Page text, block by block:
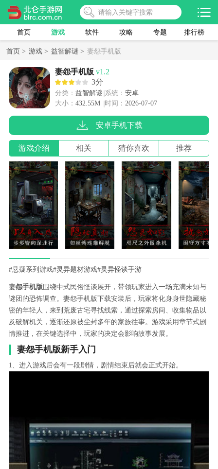
首页 游戏 软件 攻略 专题 排行榜
首页 > 游戏 > 益智解谜 > 妻怨手机版
妻怨手机版 v1.2
3分
分类： 益智解谜 系统： 安卓
大小： 432.55M 时间： 2026-07-07
安卓手机下载
游戏介绍 相关 猜你喜欢 推荐
#悬疑系列游戏#灵异题材游戏#灵异怪谈手游
妻怨手机版 围绕中式民俗怪谈展开，带领玩家进入一场充满未知与
谜团的恐怖调查。妻怨手机版下载安装后，玩家将化身身世隐藏秘
密的年轻人，来到荒废古宅寻找线索，通过探索房间、收集物品以
及破解机关，逐渐还原被尘封多年的家族往事。游戏采用章节式剧
情推进，在关键选择中，玩家的决定会影响故事发展。
妻怨手机版新手入门
1、进入游戏后会有一段剧情，剧情结束后就会正式开始。